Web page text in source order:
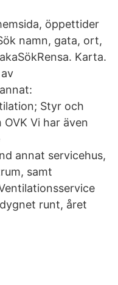
öppettider
namn, gata, ort,
Karta.
Styr och
Vi har även
annat servicehus,
samt
runt, året